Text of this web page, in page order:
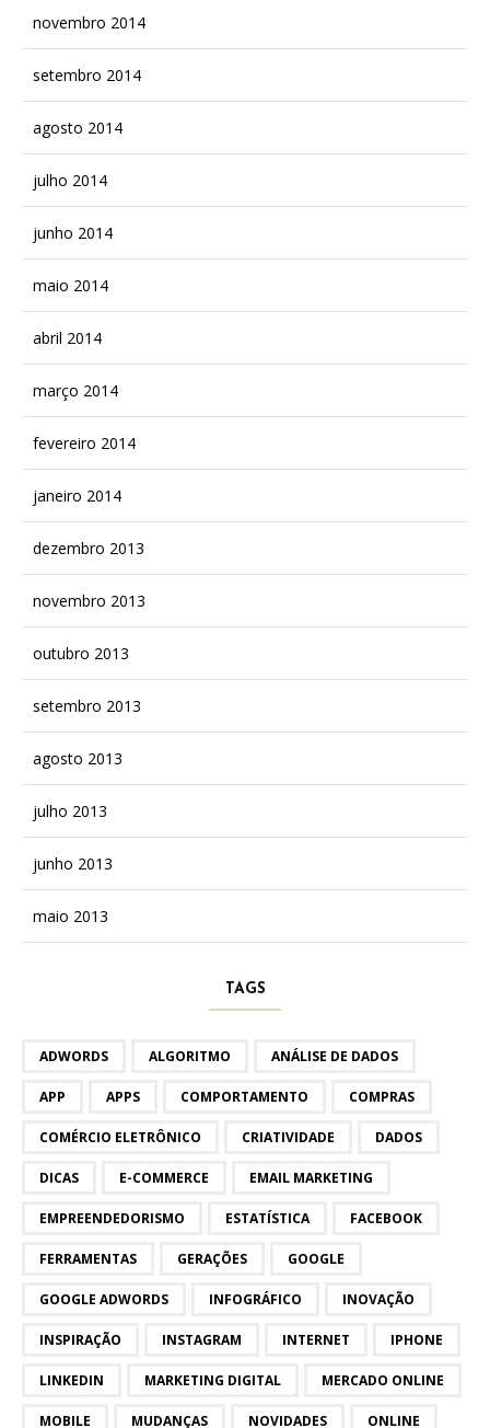
novembro 2014
setembro 2014
agosto 2014
julho 2014
junho 2014
maio 2014
abril 2014
março 2014
fevereiro 2014
janeiro 2014
dezembro 2013
novembro 2013
outubro 2013
setembro 2013
agosto 2013
julho 2013
junho 2013
maio 2013
TAGS
ADWORDS ALGORITMO ANÁLISE DE DADOS
APP APPS COMPORTAMENTO COMPRAS
COMÉRCIO ELETRÔNICO CRIATIVIDADE DADOS
DICAS E-COMMERCE EMAIL MARKETING
EMPREENDEDORISMO ESTATÍSTICA FACEBOOK
FERRAMENTAS GERAÇÕES GOOGLE
GOOGLE ADWORDS INFOGRÁFICO INOVAÇÃO
INSPIRAÇÃO INSTAGRAM INTERNET IPHONE
LINKEDIN MARKETING DIGITAL MERCADO ONLINE
MOBILE MUDANÇAS NOVIDADES ONLINE